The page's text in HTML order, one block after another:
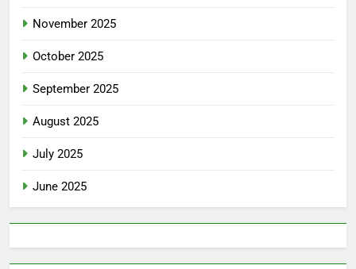
November 2025
October 2025
September 2025
August 2025
July 2025
June 2025